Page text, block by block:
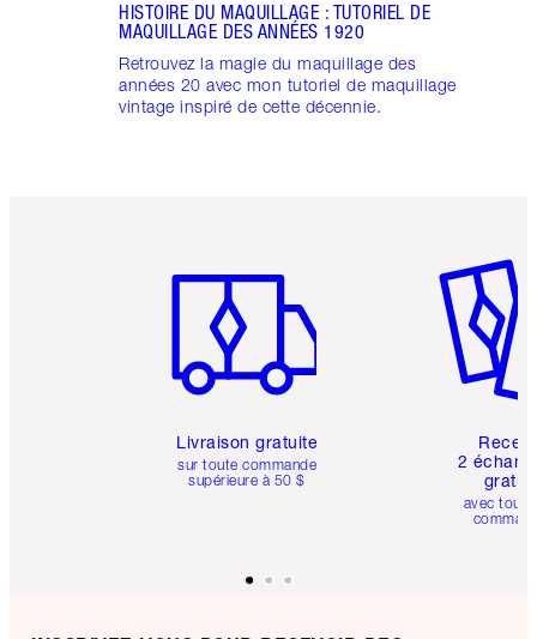
HISTOIRE DU MAQUILLAGE : TUTORIEL DE
MAQUILLAGE DES ANNÉES 1920
Retrouvez la magie du maquillage des
années 20 avec mon tutoriel de maquillage
vintage inspiré de cette décennie.
Livraison gratuite
sur toute commande
supérieure à 50 $
2
avec